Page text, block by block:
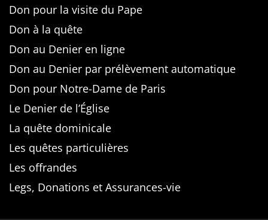
Don pour la visite du Pape
Don à la quête
Don au Denier en ligne
Don au Denier par prélèvement automatique
Don pour Notre-Dame de Paris
Le Denier de l’Église
La quête dominicale
Les quêtes particulières
Les offrandes
Legs, Donations et Assurances-vie